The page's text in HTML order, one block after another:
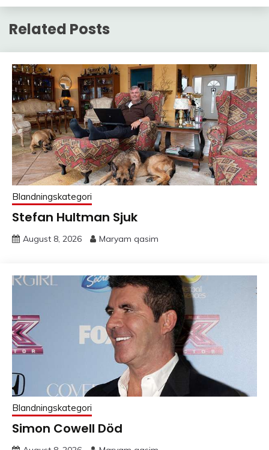
Related Posts
Blandningskategori
Stefan Hultman Sjuk
August 8, 2026 Maryam qasim
Blandningskategori
Simon Cowell Död